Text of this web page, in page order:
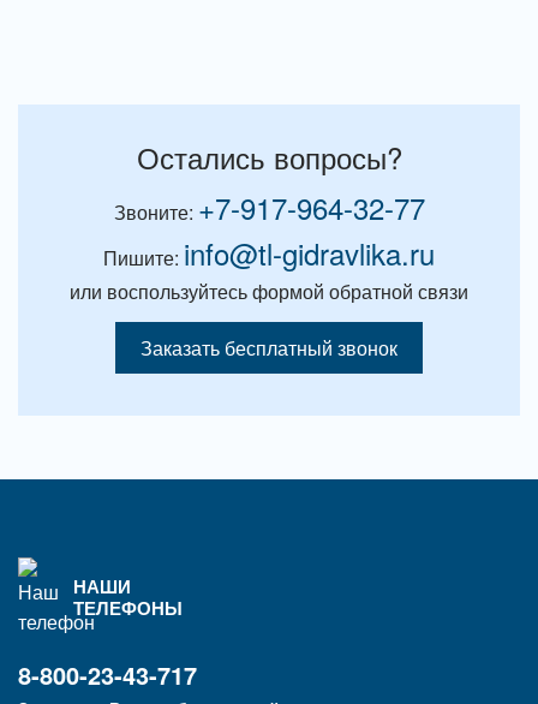
Остались вопросы?
Звоните: +7-917-964-32-77
Пишите: info@tl-gidravlika.ru
или воспользуйтесь формой обратной связи
Заказать бесплатный звонок
НАШИ
ТЕЛЕФОНЫ
8-800-23-43-717